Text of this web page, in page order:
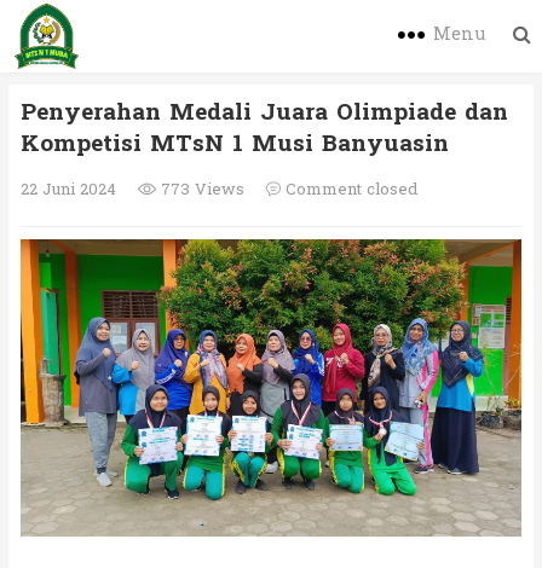
Menu
Penyerahan Medali Juara Olimpiade dan
Kompetisi MTsN 1 Musi Banyuasin
22 Juni 2024 773 Views Comment closed